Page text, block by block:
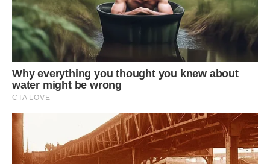
іноземну мову за технологією ЗНО.